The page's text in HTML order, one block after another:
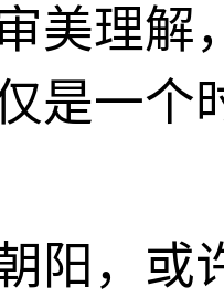
美理解
是一个
阳，或